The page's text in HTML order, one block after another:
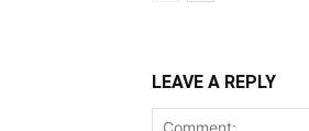
LEAVE A REPLY